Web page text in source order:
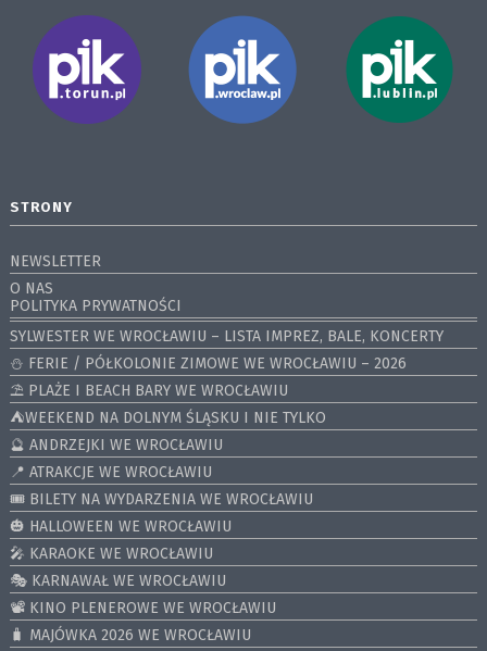
STRONY
NEWSLETTER
O NAS
POLITYKA PRYWATNOŚCI
SYLWESTER WE WROCŁAWIU – LISTA IMPREZ, BALE, KONCERTY
⛄️ FERIE / PÓŁKOLONIE ZIMOWE WE WROCŁAWIU – 2026
⛱️ PLAŻE I BEACH BARY WE WROCŁAWIU
⛺️WEEKEND NA DOLNYM ŚLĄSKU I NIE TYLKO
🔮 ANDRZEJKI WE WROCŁAWIU
📍 ATRAKCJE WE WROCŁAWIU
🎟️ BILETY NA WYDARZENIA WE WROCŁAWIU
🎃 HALLOWEEN WE WROCŁAWIU
🎤 KARAOKE WE WROCŁAWIU
🎭 KARNAWAŁ WE WROCŁAWIU
📽️ KINO PLENEROWE WE WROCŁAWIU
🧳 MAJÓWKA 2026 WE WROCŁAWIU